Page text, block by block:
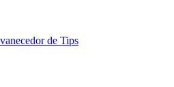
de Tips